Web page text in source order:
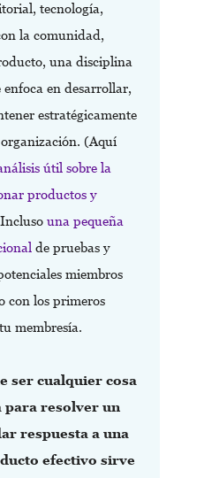
tecnología,
la comunidad,
una disciplina
en desarrollar,
estratégicamente
(Aquí
útil sobre la
productos y
una pequeña
de pruebas y
miembros
con los primeros
membresía.
ser cualquier cosa
para resolver un
respuesta a una
efectivo sirve